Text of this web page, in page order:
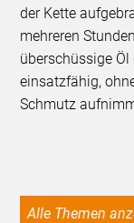
der Kette
mehreren
überschüssige
einsatzfähig,
Schmutz
alle Themen